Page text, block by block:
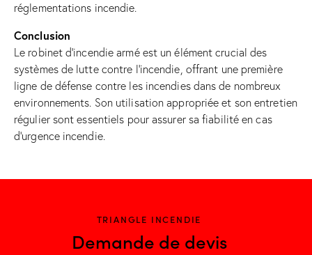
réglementations incendie.
Conclusion
Le robinet d’incendie armé est un élément crucial des
systèmes de lutte contre l’incendie, offrant une première
ligne de défense contre les incendies dans de nombreux
environnements. Son utilisation appropriée et son entretien
régulier sont essentiels pour assurer sa fiabilité en cas
d’urgence incendie.
TRIANGLE INCENDIE
Demande de devis